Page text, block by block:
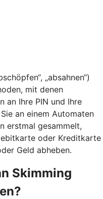
„absahnen“)
mit denen
an Ihre PIN und Ihre
an einem Automaten
erstmal gesammelt,
oder Kreditkarte
Geld abheben.
Skimming